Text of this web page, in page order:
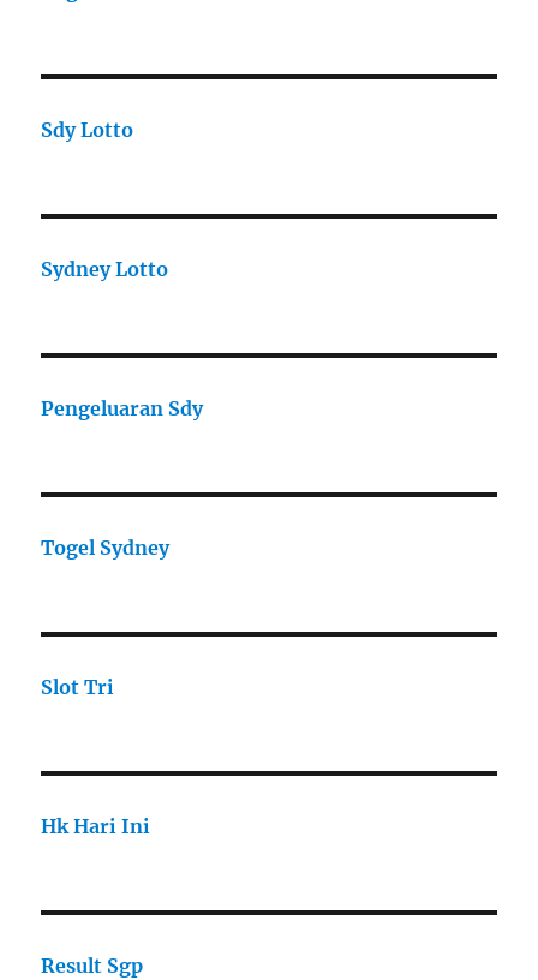
Sdy Lotto
Sydney Lotto
Pengeluaran Sdy
Togel Sydney
Slot Tri
Hk Hari Ini
Result Sgp